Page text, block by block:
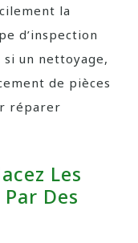
la
d’inspection
un nettoyage,
de pièces
réparer
Les
Des